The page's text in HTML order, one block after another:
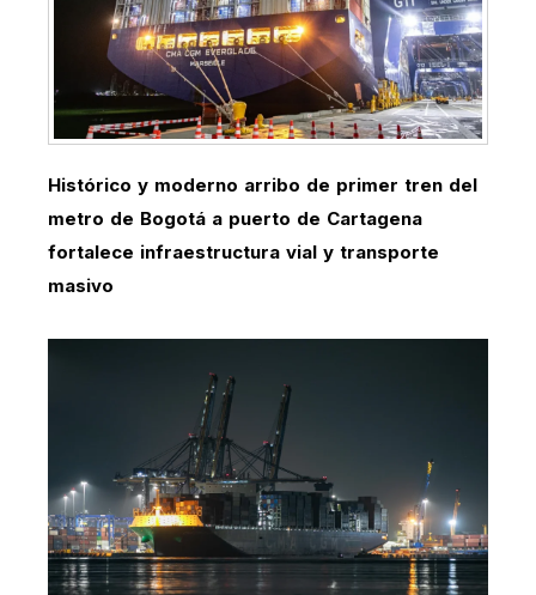
Histórico y moderno arribo de primer tren del
metro de Bogotá a puerto de Cartagena
fortalece infraestructura vial y transporte
masivo